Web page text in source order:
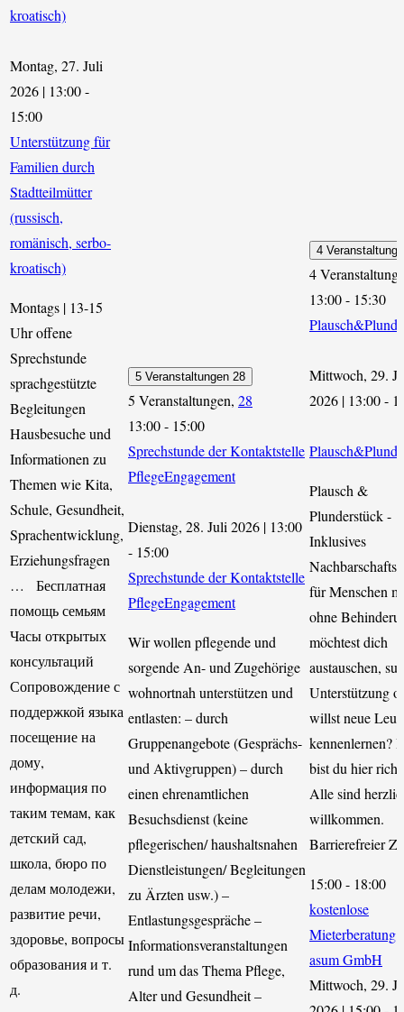
kroatisch)
Montag, 27. Juli
2026 | 13:00-
15:00
Unterstützung für
Familien durch
Stadtteilmütter
(russisch,
romänisch, serbo-
kroatisch)
Montags | 13-15
Uhr offene
Sprechstunde
sprachgestützte
Begleitungen
Hausbesuche und
Informationen zu
Themen wie Kita,
Schule, Gesundheit,
Sprachentwicklung,
Erziehungsfragen
… Бесплатная
помощь семьям
Часы открытых
консультаций
Сопровождение с
поддержкой языка
посещение на
дому,
информация по
таким темам, как
детский сад,
школа, бюро по
делам молодежи,
развитие речи,
здоровье, вопросы
образования и т.
д.
5 Veranstaltungen 28
5 Veranstaltungen, 28
13:00- 15:00
Sprechstunde der Kontaktstelle
PflegeEngagement
Dienstag, 28. Juli 2026 | 13:00
- 15:00
Sprechstunde der Kontaktstelle
PflegeEngagement
Wir wollen pflegende und
sorgende An- und Zugehörige
wohnortnah unterstützen und
entlasten: – durch
Gruppenangebote (Gesprächs-
und Aktivgruppen) – durch
einen ehrenamtlichen
Besuchsdienst (keine
pflegerischen/ haushaltsnahen
Dienstleistungen/ Begleitungen
zu Ärzten usw.) –
Entlastungsgespräche –
Informationsveranstaltungen
rund um das Thema Pflege,
Alter und Gesundheit –
4
4
13:00- 15:30
Mittwoch, 29.
2026 | 13:00-
Plausch &
Plunderstück -
Inklusives
für Menschen
ohne
möchtest dich
austauschen,
Unterstützung
willst neue
kennenlernen?
bist du hier
Alle sind
willkommen.
Barrierefreier
15:00- 18:00
kostenlose
Mieterberatung
asum GmbH
Mittwoch, 29.